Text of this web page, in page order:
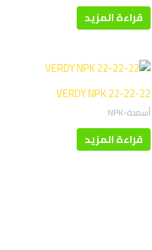
قراءة المزيد
VERDY NPK 22-22-22
أسمدة-NPK
قراءة المزيد